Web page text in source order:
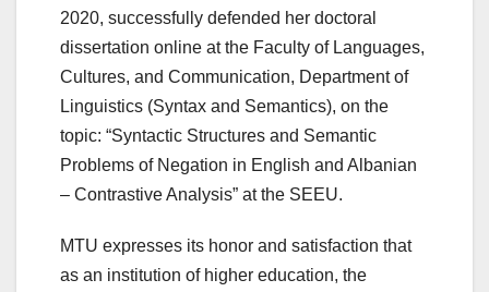
2020, successfully defended her doctoral
dissertation online at the Faculty of Languages,
Cultures, and Communication, Department of
Linguistics (Syntax and Semantics), on the
topic: “Syntactic Structures and Semantic
Problems of Negation in English and Albanian
– Contrastive Analysis” at the SEEU.
MTU expresses its honor and satisfaction that
as an institution of higher education, the